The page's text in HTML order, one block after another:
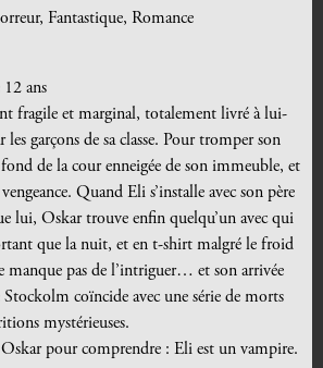
Fantastique, Romance
ans
fragile et marginal, totalement livré à lui-
garçons de sa classe. Pour tromper son
de la cour enneigée de son immeuble, et
Quand Eli s’installe avec son père
lui, Oskar trouve enfin quelqu’un avec qui
que la nuit, et en t-shirt malgré le froid
manque pas de l’intriguer… et son arrivée
Stockolm coïncide avec une série de morts
mystérieuses.
Oskar pour comprendre : Eli est un vampire.